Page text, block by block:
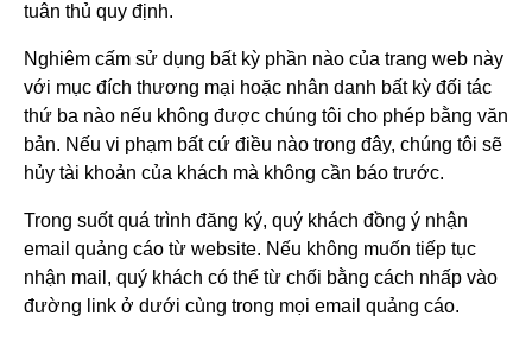
tuân thủ quy định.
Nghiêm cấm sử dụng bất kỳ phần nào của trang web này
với mục đích thương mại hoặc nhân danh bất kỳ đối tác
thứ ba nào nếu không được chúng tôi cho phép bằng văn
bản. Nếu vi phạm bất cứ điều nào trong đây, chúng tôi sẽ
hủy tài khoản của khách mà không cần báo trước.
Trong suốt quá trình đăng ký, quý khách đồng ý nhận
email quảng cáo từ website. Nếu không muốn tiếp tục
nhận mail, quý khách có thể từ chối bằng cách nhấp vào
đường link ở dưới cùng trong mọi email quảng cáo.